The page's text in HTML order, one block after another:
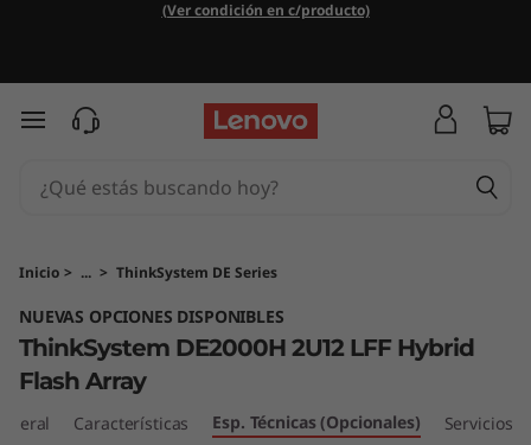
a
d
e
(Ver condición en c/producto)
Ir al contenido principal
Inicio > ... > ThinkSystem DE Series
NUEVAS OPCIONES DISPONIBLES
ThinkSystem DE2000H 2U12 LFF Hybrid
Flash Array
Características Esp. Técnicas (Opcionales) Servicios